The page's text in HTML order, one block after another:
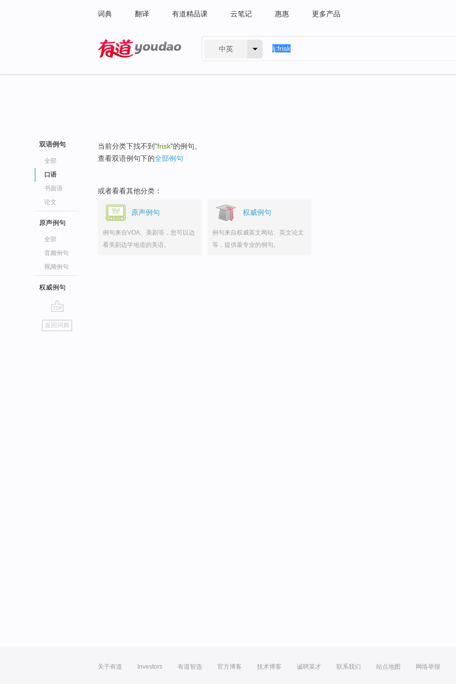
词典 翻译 有道精品课 云笔记 惠惠 更多产品
中英
双语例句
全部
口语
书面语
论文
原声例句
全部
音频例句
视频例句
权威例句
go
top
返回词典
当前分类下找不到"frisk"的例句。
查看双语例句下的全部例句
或者看看其他分类：
原声例句
例句来自VOA、美剧等，您可以边
看美剧边学地道的美语。
权威例句
例句来自权威英文网站、英文论文
等，提供最专业的例句。
关于有道 Investors 有道智选 官方博客 技术博客 诚聘英才 联系我们 站点地图 网络举报